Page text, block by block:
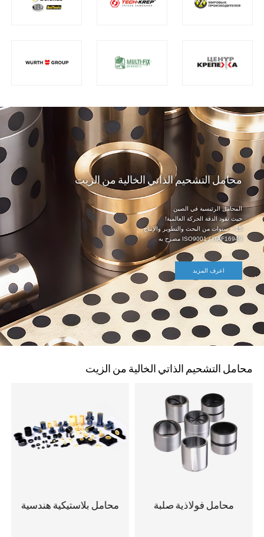
محامل التشحيم الذاتي الخالية من الزيت
المحامل الرئيسية في الصين
حيث تقود الدقة الحركة العالمية!
15 + سنوات من البحث والتطوير والإنتاج
ISO9001 / ITAF16949 مصرح به
اعرف المزيد
محامل التشحيم الذاتي الخالية من الزيت
محامل فولاذية صلبة محامل بلاستيكية هندسية